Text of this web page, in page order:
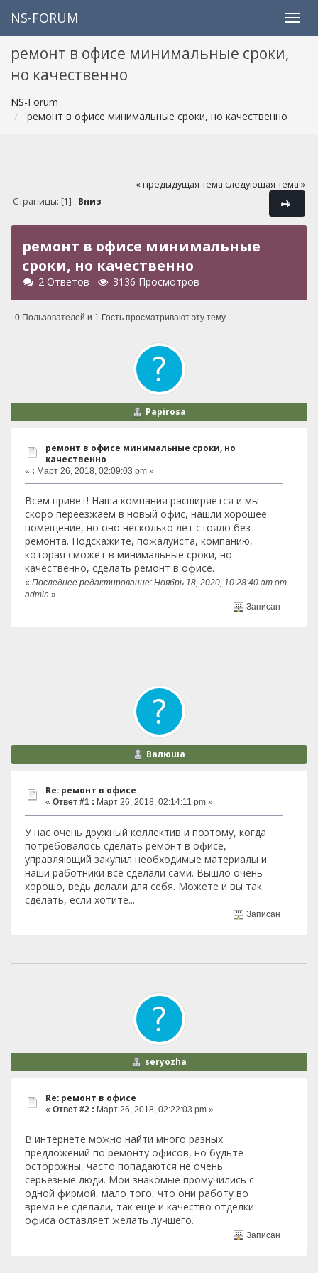
NS-FORUM
ремонт в офисе минимальные сроки,
но качественно
NS-Forum
ремонт в офисе минимальные сроки, но качественно
« предыдущая тема следующая тема »
Страницы: [1] Вниз
ремонт в офисе минимальные
сроки, но качественно
2 Ответов 3136 Просмотров
0 Пользователей и 1 Гость просматривают эту тему.
Papirosa
ремонт в офисе минимальные сроки, но
качественно
« : Март 26, 2018, 02:09:03 pm »
Всем привет! Наша компания расширяется и мы
скоро переезжаем в новый офис, нашли хорошее
помещение, но оно несколько лет стояло без
ремонта. Подскажите, пожалуйста, компанию,
которая сможет в минимальные сроки, но
качественно, сделать ремонт в офисе.
« Последнее редактирование: Ноябрь 18, 2020, 10:28:40 am от
admin »
Записан
Валюша
Re: ремонт в офисе
« Ответ #1 : Март 26, 2018, 02:14:11 pm »
У нас очень дружный коллектив и поэтому, когда
потребовалось сделать ремонт в офисе,
управляющий закупил необходимые материалы и
наши работники все сделали сами. Вышло очень
хорошо, ведь делали для себя. Можете и вы так
сделать, если хотите...
Записан
seryozha
Re: ремонт в офисе
« Ответ #2 : Март 26, 2018, 02:22:03 pm »
В интернете можно найти много разных
предложений по ремонту офисов, но будьте
осторожны, часто попадаются не очень
серьезные люди. Мои знакомые промучились с
одной фирмой, мало того, что они работу во
время не сделали, так еще и качество отделки
офиса оставляет желать лучшего.
Записан